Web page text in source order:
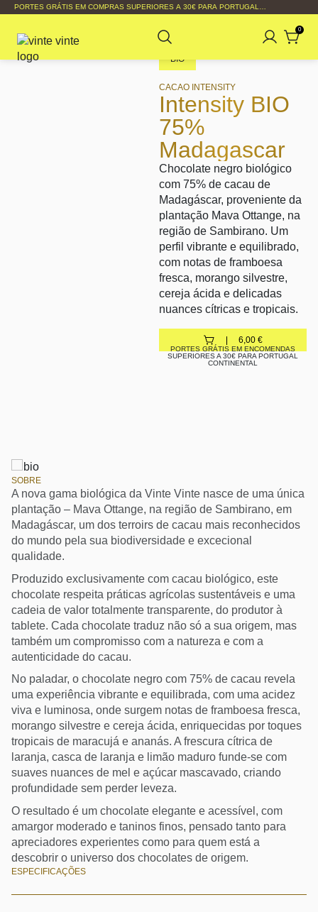
PORTES GRÁTIS EM COMPRAS SUPERIORES A 30€ PARA PORTUGAL
CONTINENTAL
0
BIO
CACAO INTENSITY
Intensity BIO
75%
Madagascar
Chocolate negro biológico
com 75% de cacau de
Madagáscar, proveniente da
plantação Mava Ottange, na
região de Sambirano. Um
perfil vibrante e equilibrado,
com notas de framboesa
fresca, morango silvestre,
cereja ácida e delicadas
nuances cítricas e tropicais.
6,00 €
PORTES GRÁTIS EM ENCOMENDAS
SUPERIORES A 30€ PARA PORTUGAL
CONTINENTAL
SOBRE
A nova gama biológica da Vinte Vinte nasce de uma única
plantação – Mava Ottange, na região de Sambirano, em
Madagáscar, um dos terroirs de cacau mais reconhecidos
do mundo pela sua biodiversidade e excecional
qualidade.
Produzido exclusivamente com cacau biológico, este
chocolate respeita práticas agrícolas sustentáveis e uma
cadeia de valor totalmente transparente, do produtor à
tablete. Cada chocolate traduz não só a sua origem, mas
também um compromisso com a natureza e com a
autenticidade do cacau.
No paladar, o chocolate negro com 75% de cacau revela
uma experiência vibrante e equilibrada, com uma acidez
viva e luminosa, onde surgem notas de framboesa fresca,
morango silvestre e cereja ácida, enriquecidas por toques
tropicais de maracujá e ananás. A frescura cítrica de
laranja, casca de laranja e limão maduro funde-se com
suaves nuances de mel e açúcar mascavado, criando
profundidade sem perder leveza.
O resultado é um chocolate elegante e acessível, com
amargor moderado e taninos finos, pensado tanto para
apreciadores experientes como para quem está a
descobrir o universo dos chocolates de origem.
ESPECIFICAÇÕES